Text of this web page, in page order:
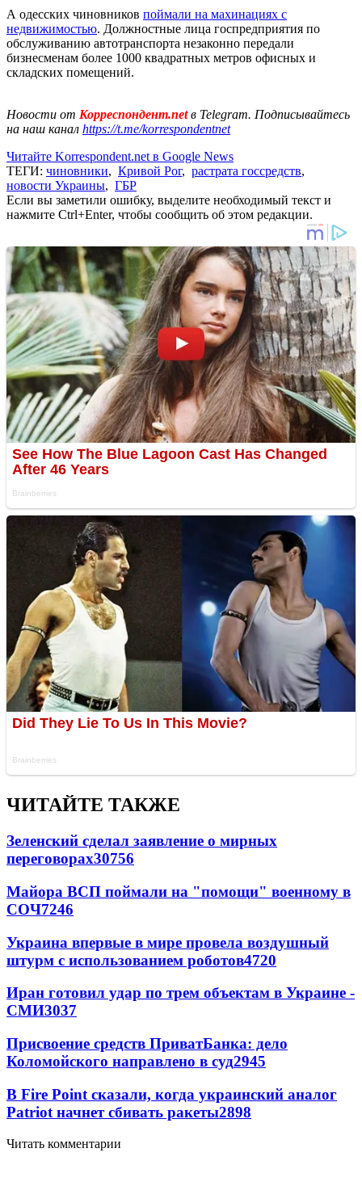
А одесских чиновников поймали на махинациях с
недвижимостью. Должностные лица госпредприятия по
обслуживанию автотранспорта незаконно передали
бизнесменам более 1000 квадратных метров офисных и
складских помещений.
Новости от Корреспондент.netв Telegram. Подписывайтесь
на наш канал https://t.me/korrespondentnet
Читайте Korrespondent.net в Google News
ТЕГИ: чиновники, Кривой Рог, растрата госсредств,
новости Украины, ГБР
Если вы заметили ошибку, выделите необходимый текст и
нажмите Ctrl+Enter, чтобы сообщить об этом редакции.
ЧИТАЙТЕ ТАКЖЕ
Зеленский сделал заявление о мирных
переговорах30756
Майора ВСП поймали на "помощи" военному в
СОЧ7246
Украина впервые в мире провела воздушный
штурм с использованием роботов4720
Иран готовил удар по трем объектам в Украине -
СМИ3037
Присвоение средств ПриватБанка: дело
Коломойского направлено в суд2945
В Fire Point сказали, когда украинский аналог
Patriot начнет сбивать ракеты2898
Читать комментарии